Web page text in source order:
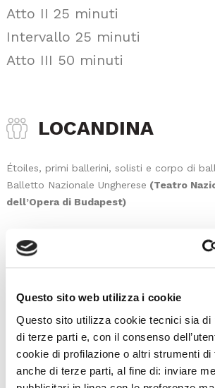
Questo sito web utilizza i cookie
Questo sito utilizza cookie tecnici sia di
di terze parti e, con il consenso
cookie di profilazione o altri strumenti di
anche di terze parti, al fine di: inviare
Atto II 25 minuti
Intervallo 25 minuti
Atto III 50 minuti
LOCANDINA
Étoiles, primi ballerini, solisti e corpo di
Balletto Nazionale Ungherese (Teatro
dell’Opera di Budapest)
scene
costumiNóra Rományi
Orchestra del Teatro La Fenice
direttoreGábor Hontvári
Piccoli Cantori Veneziani